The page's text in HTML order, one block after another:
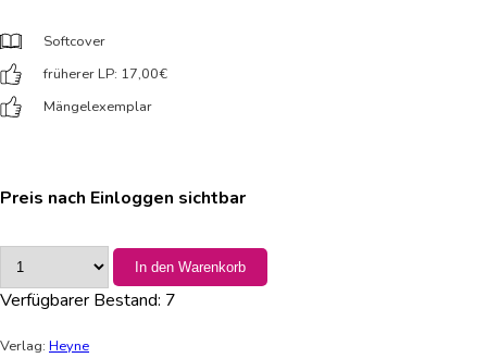
Softcover
früherer LP: 17,00€
Mängelexemplar
Preis nach Einloggen sichtbar
In den Warenkorb
Verfügbarer Bestand: 7
Verlag: Heyne